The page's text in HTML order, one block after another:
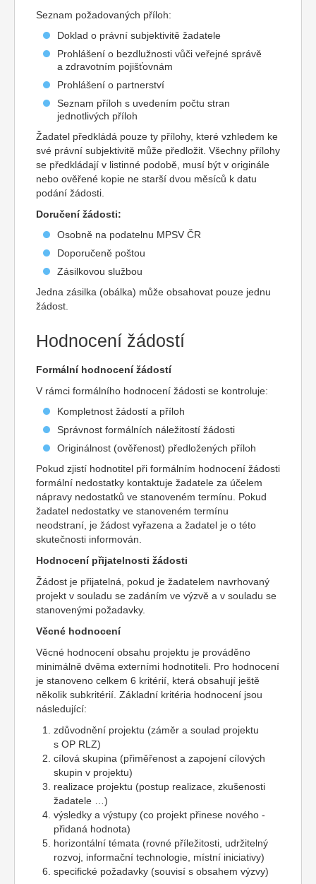
Seznam požadovaných příloh:
Doklad o právní subjektivitě žadatele
Prohlášení o bezdlužnosti vůči veřejné správě
a zdravotním pojišťovnám
Prohlášení o partnerství
Seznam příloh s uvedením počtu stran
jednotlivých příloh
Žadatel předkládá pouze ty přílohy, které vzhledem ke
své právní subjektivitě může předložit. Všechny přílohy
se předkládají v listinné podobě, musí být v originále
nebo ověřené kopie ne starší dvou měsíců k datu
podání žádosti.
Doručení žádosti:
Osobně na podatelnu MPSV ČR
Doporučeně poštou
Zásilkovou službou
Jedna zásilka (obálka) může obsahovat pouze jednu
žádost.
Hodnocení žádostí
Formální hodnocení žádostí
V rámci formálního hodnocení žádosti se kontroluje:
Kompletnost žádostí a příloh
Správnost formálních náležitostí žádosti
Originálnost (ověřenost) předložených příloh
Pokud zjistí hodnotitel při formálním hodnocení žádosti
formální nedostatky kontaktuje žadatele za účelem
nápravy nedostatků ve stanoveném termínu. Pokud
žadatel nedostatky ve stanoveném termínu
neodstraní, je žádost vyřazena a žadatel je o této
skutečnosti informován.
Hodnocení přijatelnosti žádosti
Žádost je přijatelná, pokud je žadatelem navrhovaný
projekt v souladu se zadáním ve výzvě a v souladu se
stanovenými požadavky.
Věcné hodnocení
Věcné hodnocení obsahu projektu je prováděno
minimálně dvěma externími hodnotiteli. Pro hodnocení
je stanoveno celkem 6 kritérií, která obsahují ještě
několik subkritérií. Základní kritéria hodnocení jsou
následující:
zdůvodnění projektu (záměr a soulad projektu
s OP RLZ)
cílová skupina (přiměřenost a zapojení cílových
skupin v projektu)
realizace projektu (postup realizace, zkušenosti
žadatele …)
výsledky a výstupy (co projekt přinese nového -
přidaná hodnota)
horizontální témata (rovné příležitosti, udržitelný
rozvoj, informační technologie, místní iniciativy)
specifické požadavky (souvisí s obsahem výzvy)